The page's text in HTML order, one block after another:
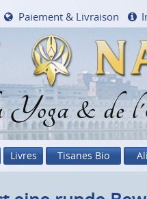
& de
Paiement & Livraison
Livres Tisanes Bio